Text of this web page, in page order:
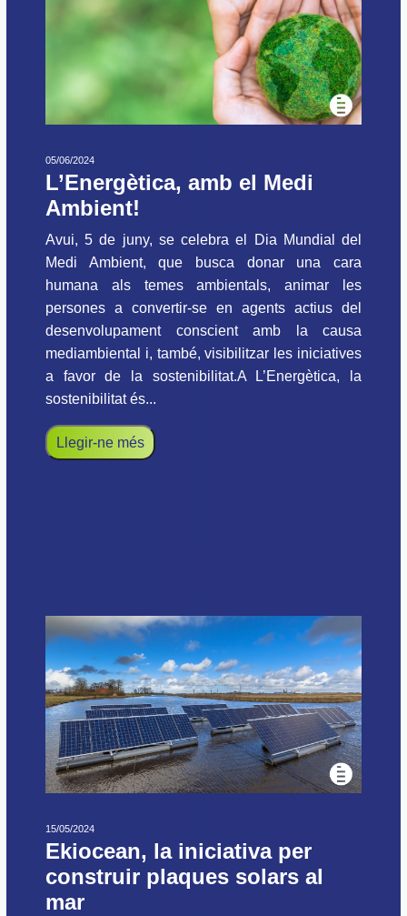
05/06/2024
L’Energètica, amb el Medi
Ambient!
Avui, 5 de juny, se celebra el Dia Mundial del
Medi Ambient, que busca donar una cara
humana als temes ambientals, animar les
persones a convertir-se en agents actius del
desenvolupament conscient amb la causa
mediambiental i, també, visibilitzar les iniciatives
a favor de la sostenibilitat.A L’Energètica, la
sostenibilitat és...
Llegir-ne més
15/05/2024
Ekiocean, la iniciativa per
construir plaques solars al
mar